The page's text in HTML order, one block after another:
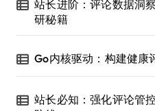
站长进阶：评论数据洞
研秘籍
Go内核驱动：构建健康
站长必知：强化评论管